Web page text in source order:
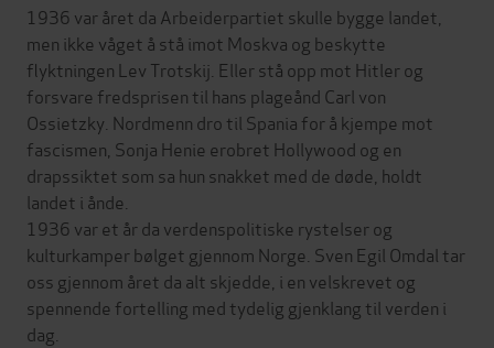
1936 var året da Arbeiderpartiet skulle bygge landet,
men ikke våget å stå imot Moskva og beskytte
flyktningen Lev Trotskij. Eller stå opp mot Hitler og
forsvare fredsprisen til hans plageånd Carl von
Ossietzky. Nordmenn dro til Spania for å kjempe mot
fascismen, Sonja Henie erobret Hollywood og en
drapssiktet som sa hun snakket med de døde, holdt
landet i ånde.
1936 var et år da verdenspolitiske rystelser og
kulturkamper bølget gjennom Norge. Sven Egil Omdal tar
oss gjennom året da alt skjedde, i en velskrevet og
spennende fortelling med tydelig gjenklang til verden i
dag.